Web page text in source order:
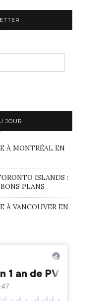
JOUR
À MONTRÉAL EN
ISLANDS :
PLANS
À VANCOUVER EN